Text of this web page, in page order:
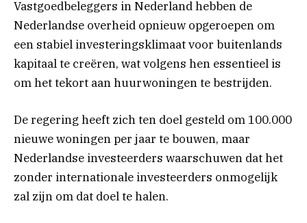
Vastgoedbeleggers in Nederland hebben de
Nederlandse overheid opnieuw opgeroepen om
een ​​stabiel investeringsklimaat voor buitenlands
kapitaal te creëren, wat volgens hen essentieel is
om het tekort aan huurwoningen te bestrijden.
De regering heeft zich ten doel gesteld om 100.000
nieuwe woningen per jaar te bouwen, maar
Nederlandse investeerders waarschuwen dat het
zonder internationale investeerders onmogelijk
zal zijn om dat doel te halen.